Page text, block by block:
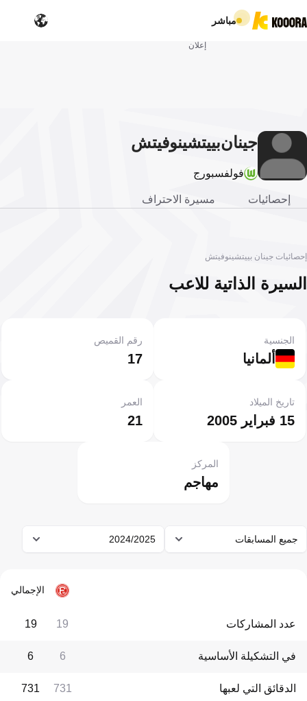
مباشر
إعلان
جينانبييتشينوفيتش
فولفسبورج
إحصائيات مسيرة الاحتراف
إحصائيات جينان بييتشينوفيتش
السيرة الذاتية للاعب
ألمانيا
الجنسية
17
رقم القميص
15 فبراير 2005
تاريخ الميلاد
21
العمر
مهاجم
المركز
جميع المسابقات 2024/2025
الإجمالي
عدد المشاركات 19
19
في التشكيلة الأساسية 6
6
الدقائق التي لعبها 731
731